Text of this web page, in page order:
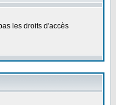
les droits d'accès